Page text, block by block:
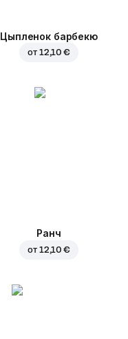
Цыпленок барбекю
от 12,10 €
Ранч
от 12,10 €